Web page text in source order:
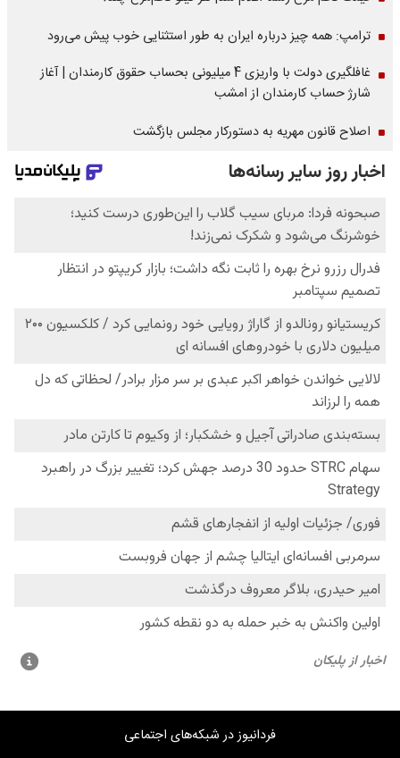
ترامپ: همه چیز درباره ایران به طور استثنایی خوب پیش می‌رود
غافلگیری دولت با واریزی 4 میلیونی بحساب حقوق کارمندان | آغاز
شارژ حساب کارمندان از امشب
اصلاح قانون مهریه به دستورکار مجلس بازگشت
فردانیوز در شبکه‌های اجتماعی